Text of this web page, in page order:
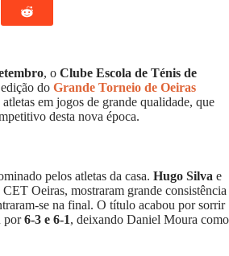
, o Clube Escola de Ténis de
do Grande Torneio de Oeiras
em jogos de grande qualidade, que
desta nova época.
pelos atletas da casa. Hugo Silva e
CET Oeiras, mostraram grande consistência
se na final. O título acabou por sorrir
por6-3 e 6-1, deixando Daniel Moura como